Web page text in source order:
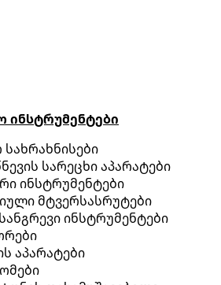
სარეცხი აპარატები
ინსტრუმენტები
მტვერსასრუტები
ინსტრუმენტები
აპარატები